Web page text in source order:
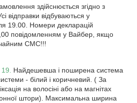
здійснюється згідно з
відправки відбуваються у
19.00. Номери декларацій
повідомленням у Вайбер, якщо
СМС!!!
19. Найдешевша і поширена система
- білий і коричневий. ( За
на волосіні або на магнітах
штори). Максимальна ширина